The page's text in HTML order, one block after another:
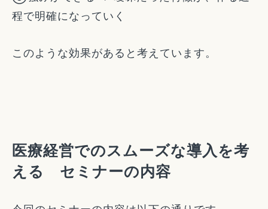
程で明確になっていく
このような効果があると考えています。
医療経営でのスムーズな導入を考
える セミナーの内容